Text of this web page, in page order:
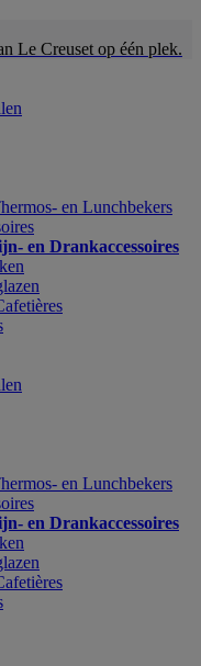
Le Creuset op één plek.
en Lunchbekers
en Drankaccessoires
en Lunchbekers
en Drankaccessoires